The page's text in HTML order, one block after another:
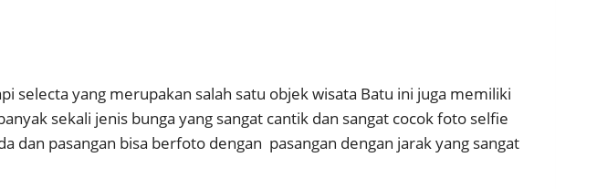
selecta yang merupakan salah satu objek wisata Batu ini juga memiliki
sekali jenis bunga yang sangat cantik dan sangat cocok foto selfie
dan pasangan bisa berfoto dengan pasangan dengan jarak yang sangat